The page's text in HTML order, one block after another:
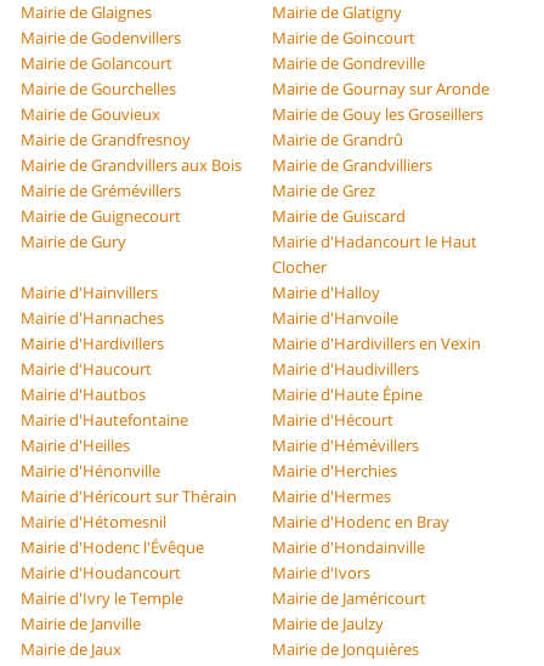
Mairie de Glaignes
Mairie de Glatigny
Mairie de Godenvillers
Mairie de Goincourt
Mairie de Golancourt
Mairie de Gondreville
Mairie de Gourchelles
Mairie de Gournay sur Aronde
Mairie de Gouvieux
Mairie de Gouy les Groseillers
Mairie de Grandfresnoy
Mairie de Grandrû
Mairie de Grandvillers aux Bois
Mairie de Grandvilliers
Mairie de Grémévillers
Mairie de Grez
Mairie de Guignecourt
Mairie de Guiscard
Mairie de Gury
Mairie d'Hadancourt le Haut
Clocher
Mairie d'Hainvillers
Mairie d'Halloy
Mairie d'Hannaches
Mairie d'Hanvoile
Mairie d'Hardivillers
Mairie d'Hardivillers en Vexin
Mairie d'Haucourt
Mairie d'Haudivillers
Mairie d'Hautbos
Mairie d'Haute Épine
Mairie d'Hautefontaine
Mairie d'Hécourt
Mairie d'Heilles
Mairie d'Hémévillers
Mairie d'Hénonville
Mairie d'Herchies
Mairie d'Héricourt sur Thérain
Mairie d'Hermes
Mairie d'Hétomesnil
Mairie d'Hodenc en Bray
Mairie d'Hodenc l'Évêque
Mairie d'Hondainville
Mairie d'Houdancourt
Mairie d'Ivors
Mairie d'Ivry le Temple
Mairie de Jaméricourt
Mairie de Janville
Mairie de Jaulzy
Mairie de Jaux
Mairie de Jonquières